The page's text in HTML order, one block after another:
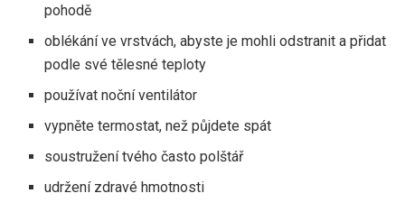
pohodě
oblékání ve vrstvách, abyste je mohli odstranit a přidat
podle své tělesné teploty
používatnoční ventilátor
vypněte termostat, než půjdete spát
soustružení tvéhočasto polštář
udržení zdravé hmotnosti